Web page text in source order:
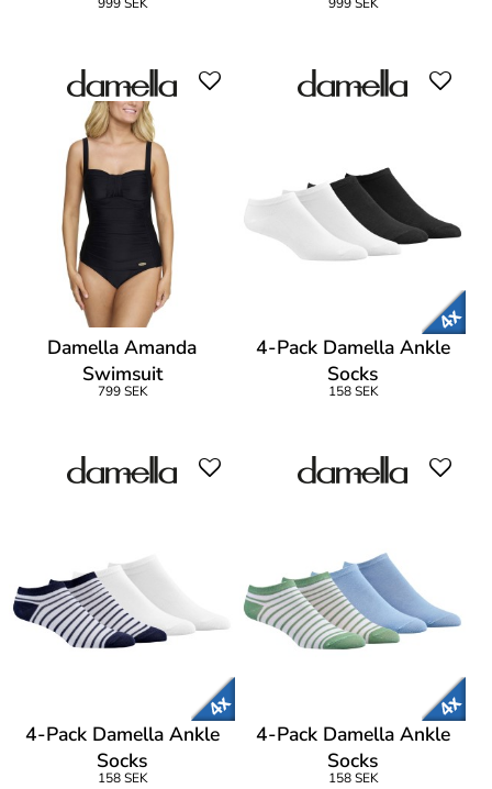
Damella Amanda
Swimsuit
799 SEK
4-Pack Damella Ankle
Socks
158 SEK
4-Pack Damella Ankle
Socks
158 SEK
4-Pack Damella Ankle
Socks
158 SEK